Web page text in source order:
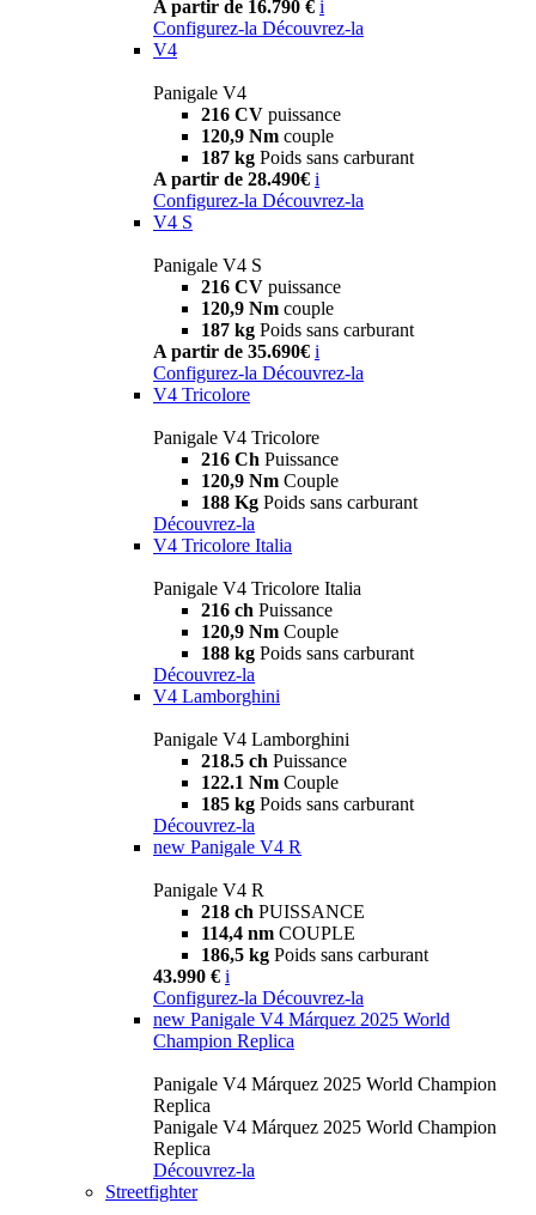
A partir de 16.790 € i
Configurez-la Découvrez-la
V4
Panigale V4
216 CV puissance
120,9 Nm couple
187 kg Poids sans carburant
A partir de 28.490€ i
Configurez-la Découvrez-la
V4 S
Panigale V4 S
216 CV puissance
120,9 Nm couple
187 kg Poids sans carburant
A partir de 35.690€ i
Configurez-la Découvrez-la
V4 Tricolore
Panigale V4 Tricolore
216 Ch Puissance
120,9 Nm Couple
188 Kg Poids sans carburant
Découvrez-la
V4 Tricolore Italia
Panigale V4 Tricolore Italia
216 ch Puissance
120,9 Nm Couple
188 kg Poids sans carburant
Découvrez-la
V4 Lamborghini
Panigale V4 Lamborghini
218.5 ch Puissance
122.1 Nm Couple
185 kg Poids sans carburant
Découvrez-la
new Panigale V4 R
Panigale V4 R
218 ch PUISSANCE
114,4 nm COUPLE
186,5 kg Poids sans carburant
43.990 € i
Configurez-la Découvrez-la
new Panigale V4 Márquez 2025 World
Champion Replica
Panigale V4 Márquez 2025 World Champion
Replica
Panigale V4 Márquez 2025 World Champion
Replica
Découvrez-la
Streetfighter